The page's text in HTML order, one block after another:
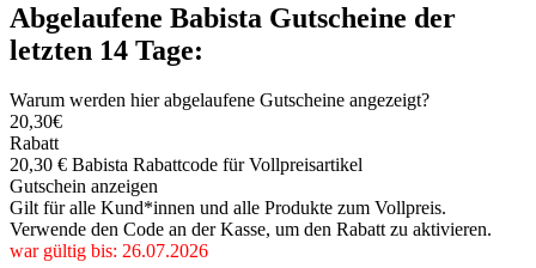
Abgelaufene Babista Gutscheine der
letzten 14 Tage:
Warum werden hier abgelaufene Gutscheine angezeigt?
20,30€
Rabatt
20,30 € Babista Rabattcode für Vollpreisartikel
Gutschein anzeigen
Gilt für alle Kund*innen und alle Produkte zum Vollpreis.
Verwende den Code an der Kasse, um den Rabatt zu aktivieren.
war gültig bis: 26.07.2026